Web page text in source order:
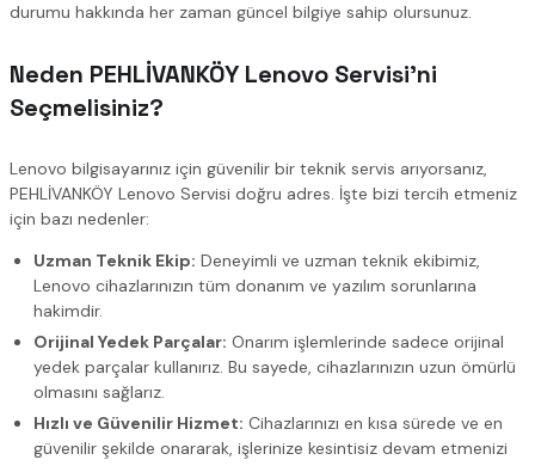
durumu hakkında her zaman güncel bilgiye sahip olursunuz.
Neden PEHLİVANKÖY Lenovo Servisi’ni
Seçmelisiniz?
Lenovo bilgisayarınız için güvenilir bir teknik servis arıyorsanız,
PEHLİVANKÖY Lenovo Servisi doğru adres. İşte bizi tercih etmeniz
için bazı nedenler:
Uzman Teknik Ekip: Deneyimli ve uzman teknik ekibimiz,
Lenovo cihazlarınızın tüm donanım ve yazılım sorunlarına
hakimdir.
Orijinal Yedek Parçalar: Onarım işlemlerinde sadece orijinal
yedek parçalar kullanırız. Bu sayede, cihazlarınızın uzun ömürlü
olmasını sağlarız.
Hızlı ve Güvenilir Hizmet: Cihazlarınızı en kısa sürede ve en
güvenilir şekilde onararak, işlerinize kesintisiz devam etmenizi